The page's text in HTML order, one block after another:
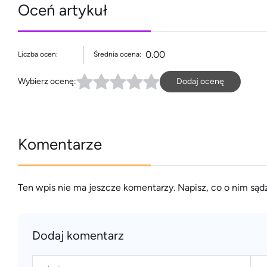
Oceń artykuł
Liczba ocen: Średnia ocena: 0.00
Wybierz ocenę: Dodaj ocenę
Komentarze
Ten wpis nie ma jeszcze komentarzy. Napisz, co o nim
Dodaj komentarz